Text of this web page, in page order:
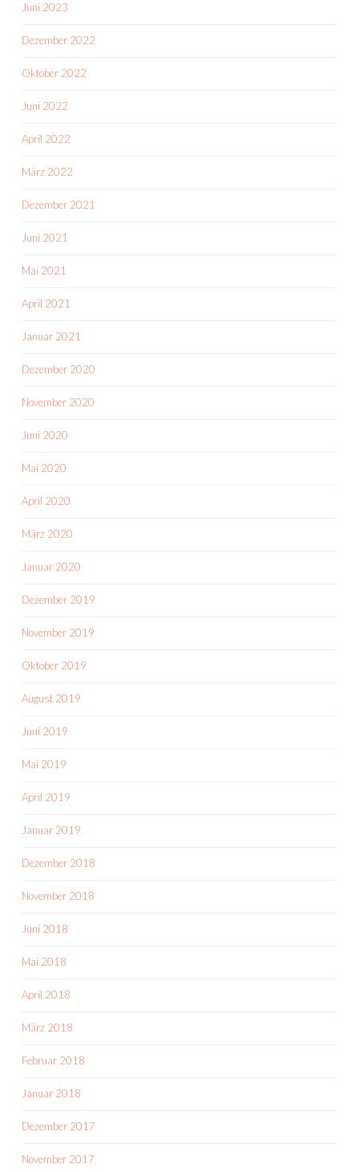
Juni 2023
Dezember 2022
Oktober 2022
Juni 2022
April 2022
März 2022
Dezember 2021
Juni 2021
Mai 2021
April 2021
Januar 2021
Dezember 2020
November 2020
Juni 2020
Mai 2020
April 2020
März 2020
Januar 2020
Dezember 2019
November 2019
Oktober 2019
August 2019
Juni 2019
Mai 2019
April 2019
Januar 2019
Dezember 2018
November 2018
Juni 2018
Mai 2018
April 2018
März 2018
Februar 2018
Januar 2018
Dezember 2017
November 2017